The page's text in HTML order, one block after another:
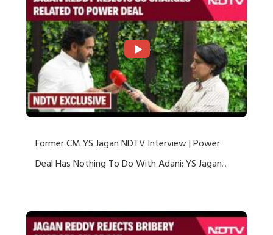
Former CM YS Jagan NDTV Interview | Power
Deal Has Nothing To Do With Adani: YS Jagan